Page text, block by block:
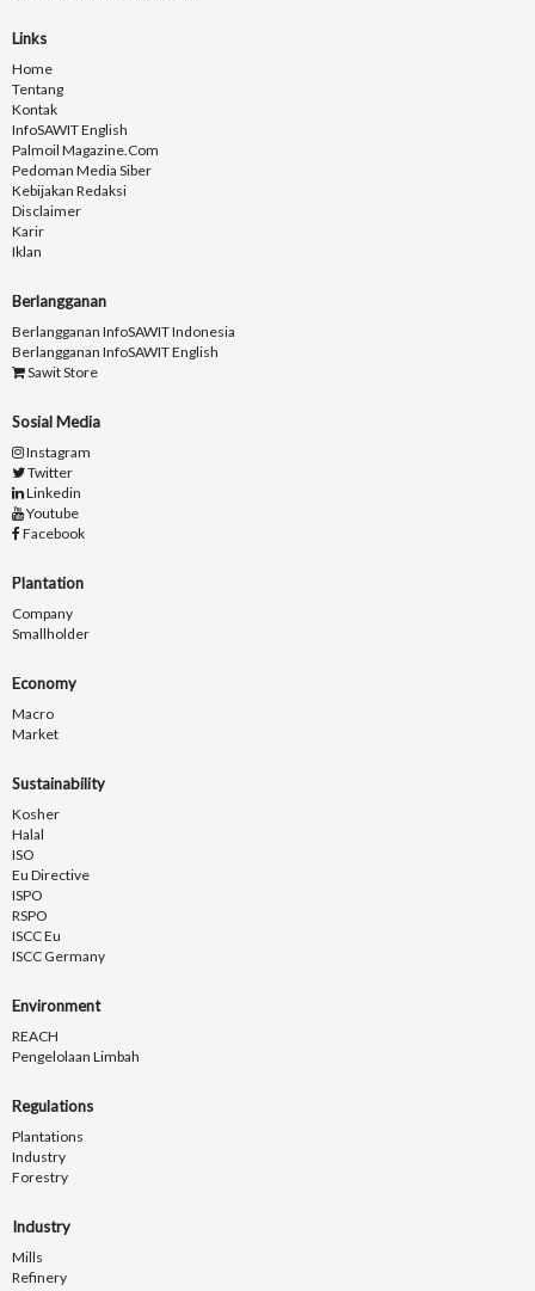
Links
Home
Tentang
Kontak
InfoSAWIT English
Palmoil Magazine.com
Pedoman Media Siber
Kebijakan Redaksi
Disclaimer
Karir
Iklan
Berlangganan
Berlangganan InfoSAWIT Indonesia
Berlangganan InfoSAWIT English
Sawit Store
Sosial Media
Instagram
Twitter
Linkedin
Youtube
Facebook
Plantation
Company
Smallholder
Economy
Macro
Market
Sustainability
Kosher
Halal
ISO
Eu Directive
ISPO
RSPO
ISCC Eu
ISCC Germany
Environment
REACH
Pengelolaan Limbah
Regulations
Plantations
Industry
Forestry
Industry
Mills
Refinery